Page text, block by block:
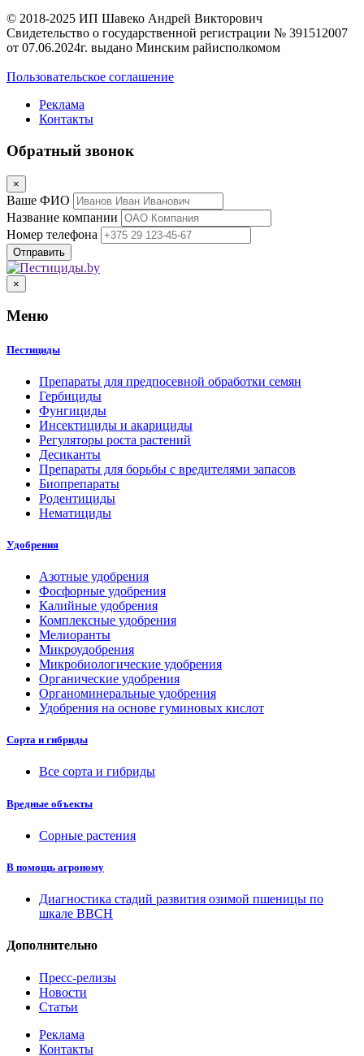
© 2018-2025 ИП Шавеко Андрей Викторович
Свидетельство о государственной регистрации № 391512007
от 07.06.2024г. выдано Минским райисполкомом
Пользовательское соглашение
Реклама
Контакты
Обратный звонок
×
Ваше ФИО
Название компании
Номер телефона
×
Меню
Пестициды
Препараты для предпосевной обработки семян
Гербициды
Фунгициды
Инсектициды и акарициды
Регуляторы роста растений
Десиканты
Препараты для борьбы с вредителями запасов
Биопрепараты
Родентициды
Нематициды
Удобрения
Азотные удобрения
Фосфорные удобрения
Калийные удобрения
Комплексные удобрения
Мелиоранты
Микроудобрения
Микробиологические удобрения
Органические удобрения
Органоминеральные удобрения
Удобрения на основе гуминовых кислот
Сорта и гибриды
Все сорта и гибриды
Вредные объекты
Сорные растения
В помощь агроному
Диагностика стадий развития озимой пшеницы по
шкале ВВСН
Дополнительно
Пресс-релизы
Новости
Статьи
Реклама
Контакты